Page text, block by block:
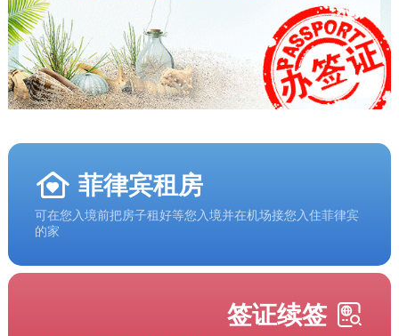
菲律宾租房
可在您入境前把房子租好等您入境并在机场接您入住菲律宾
的家
签证续签